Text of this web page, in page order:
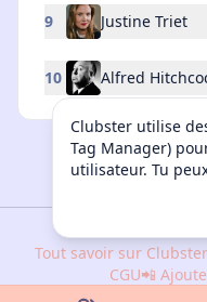
Clubster utilise
Tag Manager)
utilisateur. Tu
9 Justine Triet
10 Alfred
Tout savoir sur Clubster
CGU📲